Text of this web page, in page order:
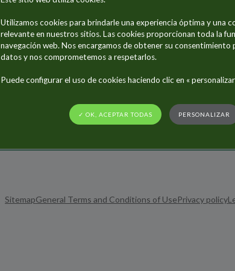
SitemapGeneral Terms and Conditions of UsePrivacy policy
Utilizamos cookies para brindarle una experiencia óptima y una
relevante en nuestros sitios. Las cookies proporcionan toda la
navegación web. Nos encargamos de obtener su consentimiento
datos y nos comprometemos a respetarlos.
Puede configurar el uso de cookies haciendo clic en « personalizar
✓ OK, ACEPTAR TODAS PERSONALIZAR